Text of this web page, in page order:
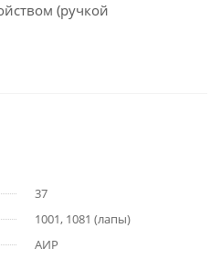
(ручкой
37
1001, 1081 (лапы)
АИР